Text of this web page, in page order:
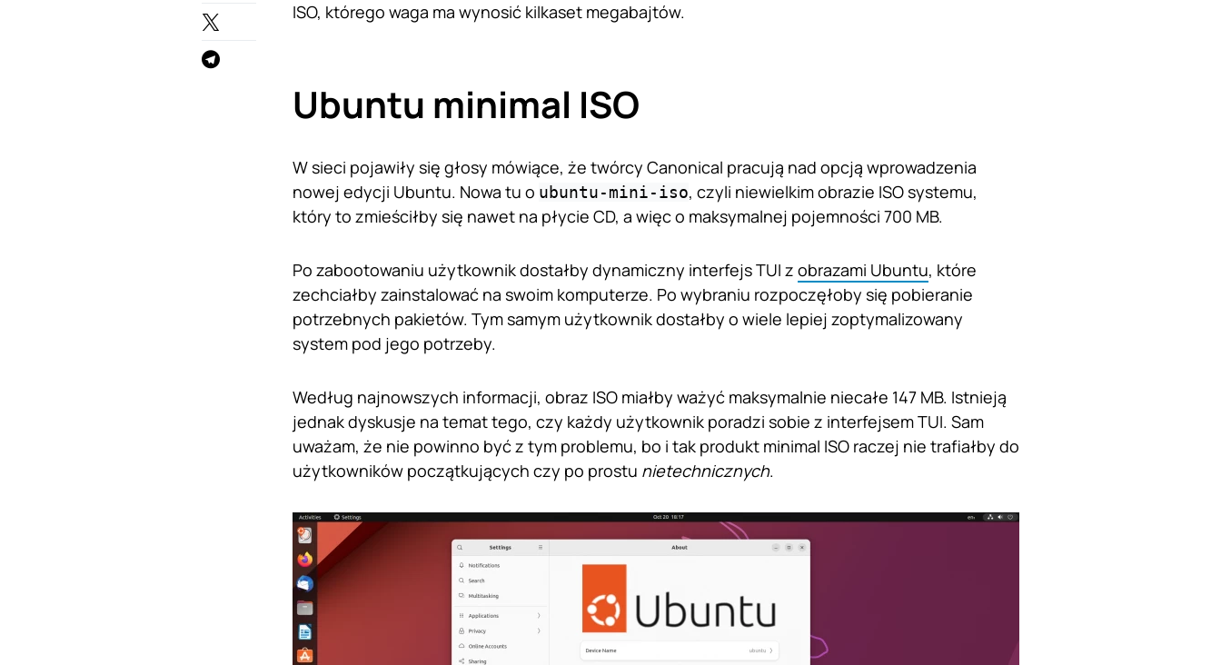
ISO, którego waga ma wynosić kilkaset megabajtów.
Ubuntu minimal ISO
W sieci pojawiły się głosy mówiące, że twórcy Canonical pracują nad opcją wprowadzenia
nowej edycji Ubuntu. Nowa tu o ubuntu-mini-iso, czyli niewielkim obrazie ISO systemu,
który to zmieściłby się nawet na płycie CD, a więc o maksymalnej pojemności 700 MB.
Po zabootowaniu użytkownik dostałby dynamiczny interfejs TUI z obrazami Ubuntu, które
zechciałby zainstalować na swoim komputerze. Po wybraniu rozpoczęłoby się pobieranie
potrzebnych pakietów. Tym samym użytkownik dostałby o wiele lepiej zoptymalizowany
system pod jego potrzeby.
Według najnowszych informacji, obraz ISO miałby ważyć maksymalnie niecałe 147 MB. Istnieją
jednak dyskusje na temat tego, czy każdy użytkownik poradzi sobie z interfejsem TUI. Sam
uważam, że nie powinno być z tym problemu, bo i tak produkt minimal ISO raczej nie trafiałby do
użytkowników początkujących czy po prostu nietechnicznych.